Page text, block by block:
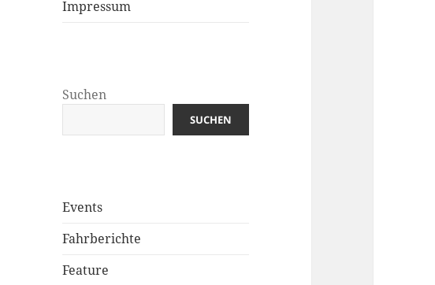
Impressum
Suchen
SUCHEN
Events
Fahrberichte
Feature